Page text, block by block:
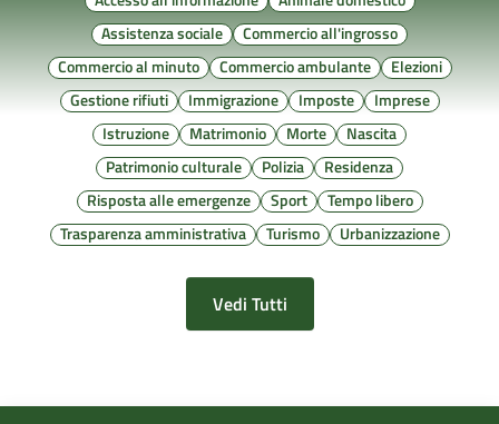
Assistenza sociale
Commercio all'ingrosso
Commercio al minuto
Commercio ambulante
Elezioni
Gestione rifiuti
Immigrazione Imposte
Imprese
Istruzione
Matrimonio Morte
Nascita
Patrimonio culturale
Polizia
Residenza
Risposta alle emergenze
Sport
Tempo libero
Trasparenza amministrativa
Turismo Urbanizzazione
Vedi Tutti